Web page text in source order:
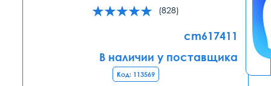
(828)
cm617411
В наличии у поставщика
Код: 113569